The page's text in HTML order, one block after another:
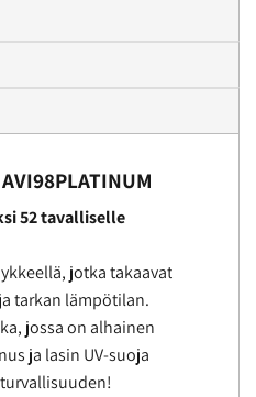
52 tavalliselle
jotka takaavat
tarkan lämpötilan.
jossa on alhainen
ja lasin UV-suoja